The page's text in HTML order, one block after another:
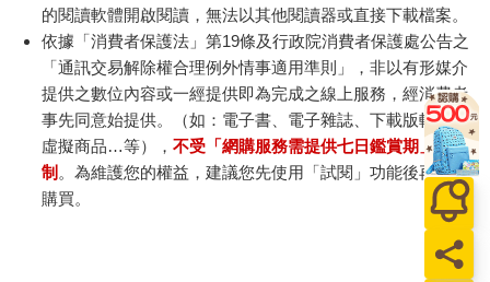
的閱讀軟體開啟閱讀，無法以其他閱讀器或直接下載檔案。
依據「消費者保護法」第19條及行政院消費者保護處公告之
「通訊交易解除權合理例外情事適用準則」，非以有形媒介
提供之數位內容或一經提供即為完成之線上服務，經消費者
事先同意始提供。（如：電子書、電子雜誌、下載版軟體、
虛擬商品…等），不受「網購服務需提供七日鑑賞期」的限
制 。為維護您的權益，建議您先使用「試閱」功能後再付款
購買。